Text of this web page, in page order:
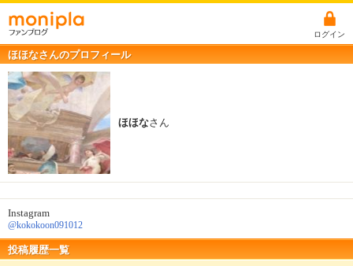
ログイン
ほほなさんのプロフィール
ほほなさん
Instagram
@kokokoon091012
投稿履歴一覧